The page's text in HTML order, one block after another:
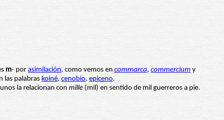
m- por asimilación, como vemos en commarca, commercium y
las palabras koiné, cenobio, epiceno.
la relacionan con mille (mil) en sentido de mil guerreros a pie.